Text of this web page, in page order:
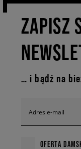
ZAPISZ
… i bądź na
Adres e-mail
OFERTA